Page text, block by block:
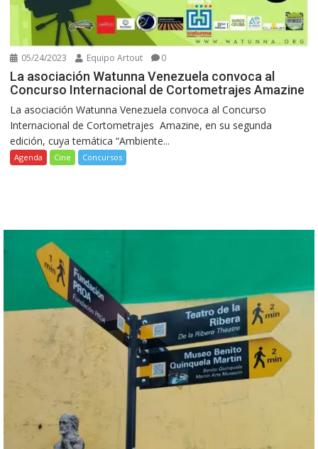
05/24/2023 Equipo Artout 0
La asociación Watunna Venezuela convoca al
Concurso Internacional de Cortometrajes Amazine
La asociación Watunna Venezuela convoca al Concurso
Internacional de Cortometrajes Amazine, en su segunda
edición, cuya temática “Ambiente...
Agenda Cine Concursos